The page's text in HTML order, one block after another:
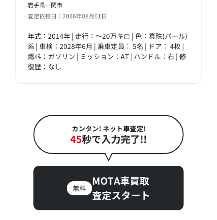
岩手県一関市
査定依頼日：2026年08月01日
年式：2014年 | 走行：～20万キロ | 色：真珠(パール)
系 | 車検：2028年6月 | 乗車定員： 5名 | ドア： 4枚 |
燃料：ガソリン | ミッション：AT | ハンドル：右 | 修
復歴：なし
カンタン! ネット車査定!
45秒で入力完了!!
無料
MOTA車買取
査定スタート